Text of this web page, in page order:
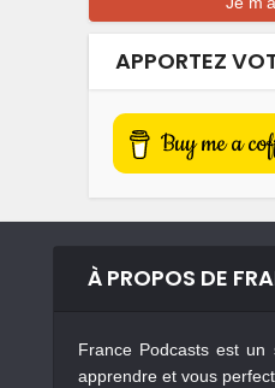
APPORTEZ
À PROPOS DE
France Podcasts est
apprendre et vous